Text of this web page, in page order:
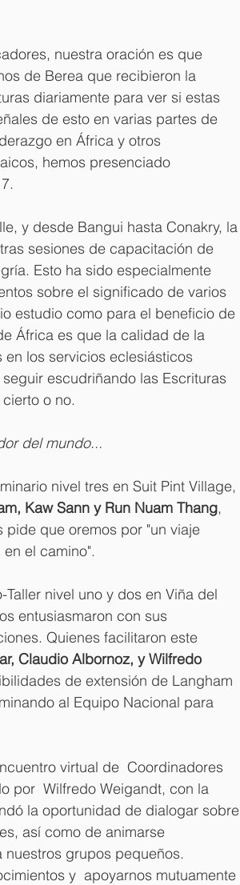
nuestra oración es que
de Berea que recibieron la
diariamente para ver si estas
de esto en varias partes de
en África y otros
hemos presenciado
y desde Bangui hasta Conakry, la
sesiones de capacitación de
Esto ha sido especialmente
sobre el significado de varios
estudio como para el beneficio de
África es que la calidad de la
los servicios eclesiásticos
escudriñando las Escrituras
o no.
del mundo...
nivel tres en Suit Pint Village,
Kaw Sann y Run Nuam Thang,
que oremos por "un viaje
el camino".
nivel uno y dos en Viña del
entusiasmaron con sus
Quienes facilitaron este
Claudio Albornoz, y Wilfredo
de extensión de Langham
al Equipo Nacional para
virtual de  Coordinadores
por  Wilfredo Weigandt, con la
la oportunidad de dialogar sobre
así como de animarse
grupos pequeños.
y  apoyarnos mutuamente